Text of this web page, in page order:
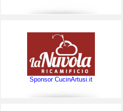
Sponsor CucinArtusi.it